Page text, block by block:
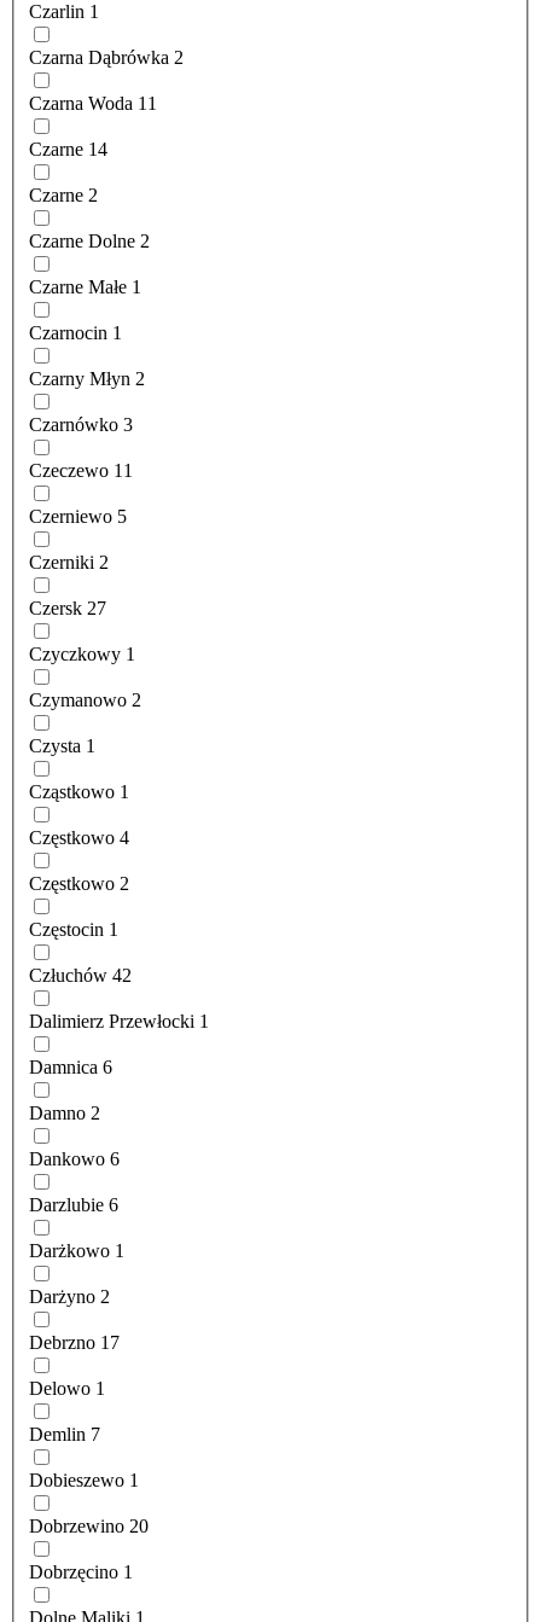
Czarlin 1
Czarna Dąbrówka 2
Czarna Woda 11
Czarne 14
Czarne 2
Czarne Dolne 2
Czarne Małe 1
Czarnocin 1
Czarny Młyn 2
Czarnówko 3
Czeczewo 11
Czerniewo 5
Czerniki 2
Czersk 27
Czyczkowy 1
Czymanowo 2
Czysta 1
Cząstkowo 1
Częstkowo 4
Częstkowo 2
Częstocin 1
Człuchów 42
Dalimierz Przewłocki 1
Damnica 6
Damno 2
Dankowo 6
Darzlubie 6
Darżkowo 1
Darżyno 2
Debrzno 17
Delowo 1
Demlin 7
Dobieszewo 1
Dobrzewino 20
Dobrzęcino 1